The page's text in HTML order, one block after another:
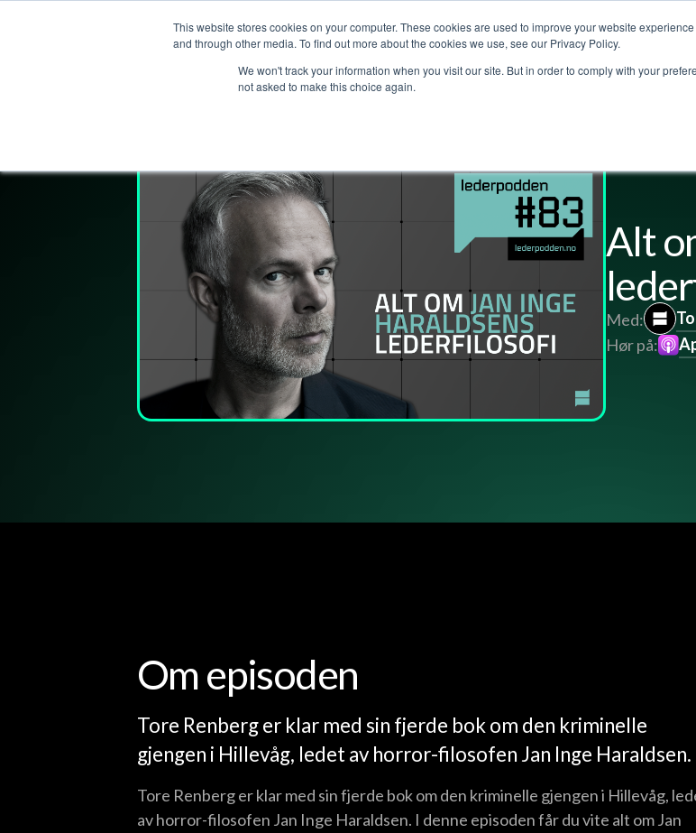
This website stores cookies on your computer. These cookies are used to improve your website
and through other media. To find out more about the cookies we use, see our Privacy Policy.
We won't track your information when you visit our site. But in order to comply with your
not asked to make this choice again.
Tjenester Kundehistorier
Alt
Med:
Hør på:
Om episoden
Tore Renberg er klar med sin fjerde bok om den kriminelle
gjengen i Hillevåg, ledet av horror-filosofen Jan Inge Haraldsen.
Tore Renberg er klar med sin fjerde bok om den kriminelle gjengen i Hillevåg,
av horror-filosofen Jan Inge Haraldsen. I denne episoden får du vite alt om Jan